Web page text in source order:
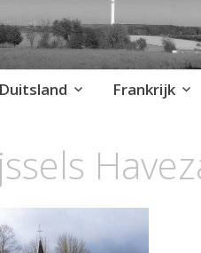
Duitsland Frankrijk